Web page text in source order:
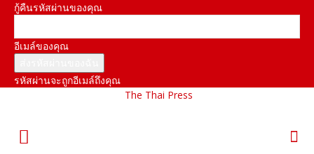
กู้คืนรหัสผ่านของคุณ
อีเมล์ของคุณ
รหัสผ่านจะถูกอีเมล์ถึงคุณ
The Thai Press